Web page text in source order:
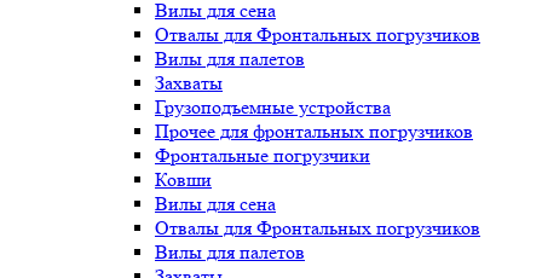
Вилы для сена
Отвалы для Фронтальных погрузчиков
Вилы для палетов
Захваты
Грузоподъемные устройства
Прочее для фронтальных погрузчиков
Фронтальные погрузчики
Ковши
Вилы для сена
Отвалы для Фронтальных погрузчиков
Вилы для палетов